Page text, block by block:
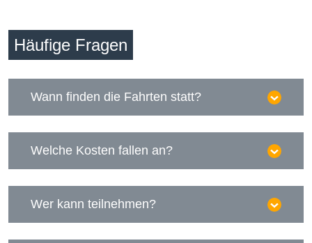
Häufige Fragen
Wann finden die Fahrten statt?
Welche Kosten fallen an?
Wer kann teilnehmen?